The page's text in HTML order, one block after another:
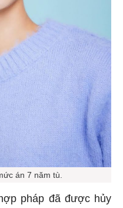
án 7 năm tù.
pháp đã được hủy